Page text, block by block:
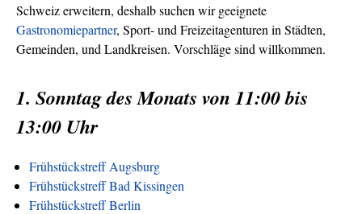
Schweiz erweitern, deshalb suchen wir geeignete
Gastronomiepartner, Sport- und Freizeitagenturen in Städten,
Gemeinden, und Landkreisen. Vorschläge sind willkommen.
1. Sonntag des Monats von 11:00 bis
13:00 Uhr
Frühstückstreff Augsburg
Frühstückstreff Bad Kissingen
Frühstückstreff Berlin